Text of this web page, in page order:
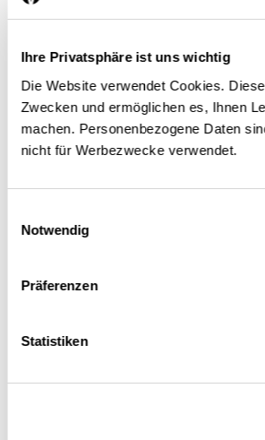
Ihre Privatsphäre ist uns wichtig
Die Website verwendet Cookies.
Zwecken und ermöglichen es, Ihnen
machen. Personenbezogene Daten
nicht für Werbezwecke verwendet.
Notwendig
Präferenzen
Statistiken
International
steuerliche Konditionen
Entwicklung sowie
ausüben. Dabei